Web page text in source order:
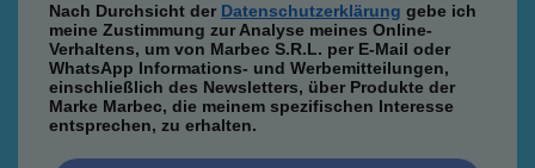
Nach Durchsicht der Datenschutzerklärung gebe ich
meine Zustimmung zur Analyse meines Online-
Verhaltens, um von Marbec S.R.L. per E-Mail oder
WhatsApp Informations- und Werbemitteilungen,
einschließlich des Newsletters, über Produkte der
Marke Marbec, die meinem spezifischen Interesse
entsprechen, zu erhalten.